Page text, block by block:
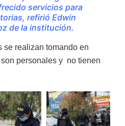
servicios para
refirió Edwin
de la institución.
se realizan tomando en
personales y no tienen